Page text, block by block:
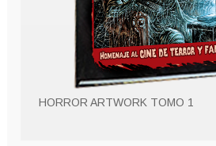
HORROR ARTWORK TOMO 1